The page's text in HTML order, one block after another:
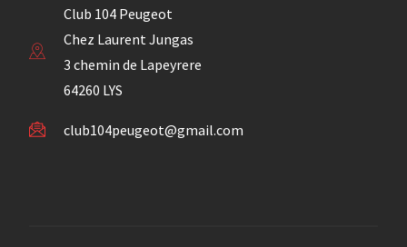
Club 104 Peugeot
Chez Laurent Jungas
3 chemin de Lapeyrere
64260 LYS
club104peugeot@gmail.com